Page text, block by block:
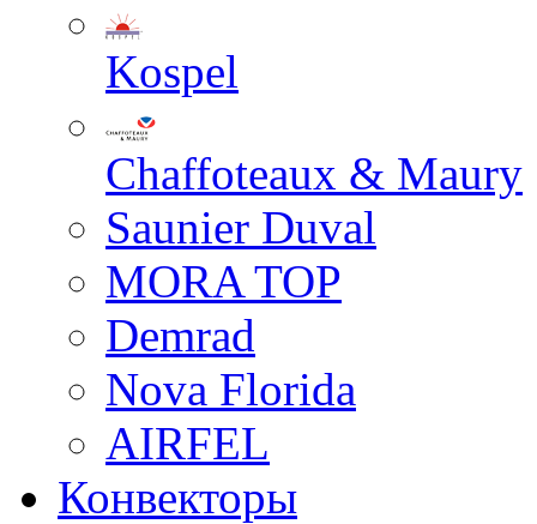
Kospel
Chaffoteaux & Maury
Saunier Duval
MORA TOP
Demrad
Nova Florida
AIRFEL
Конвекторы